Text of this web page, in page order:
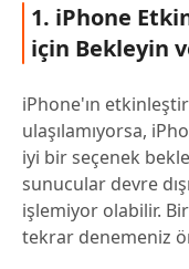
1. iPhone
için Bekleyin
iPhone'ın
ulaşılamıyorsa,
iyi bir seçenek
sunucular devre
işlemiyor olabilir.
tekrar denemeniz